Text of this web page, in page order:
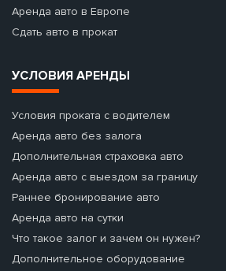
Аренда авто в Европе
Сдать авто в прокат
УСЛОВИЯ АРЕНДЫ
Условия проката с водителем
Аренда авто без залога
Дополнительная страховка авто
Аренда авто с выездом за границу
Раннее бронирование авто
Аренда авто на сутки
Что такое залог и зачем он нужен?
Дополнительное оборудование